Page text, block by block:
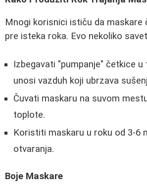
Mnogi korisnici ističu da maskare
pre isteka roka. Evo nekoliko
Izbegavati "pumpanje" četkice
unosi vazduh koji ubrzava
Čuvati maskaru na suvom
toplote.
Koristiti maskaru u roku od 3-6
otvaranja.
Boje Maskare